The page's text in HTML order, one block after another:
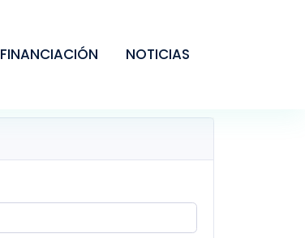
FINANCIACIÓN NOTICIAS